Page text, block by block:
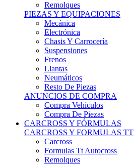
Remolques
PIEZAS Y EQUIPACIONES
Mecánica
Electrónica
Chasis Y Carrocería
Suspensiones
Frenos
Llantas
Neumáticos
Resto De Piezas
ANUNCIOS DE COMPRA
Compra Vehículos
Compra De Piezas
CARCROSS Y FÓRMULAS
CARCROSS Y FORMULAS TT
Carcross
Formulas Tt Autocross
Remolques